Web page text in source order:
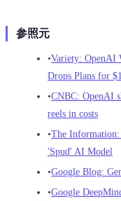
参照元
•Variety: OpenAI
Drops Plans for
•CNBC: OpenAI
reels in costs
•The Information:
'Spud' AI Model
•Google Blog:
•Google